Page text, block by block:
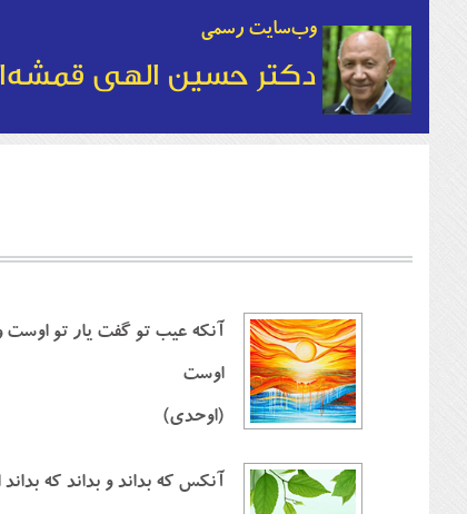
وب‌سایت رسمی
دکتر حسین الهی
آنكه عيب تو گفت يار تو اوست
اوست
(اوحدي)
آنكس كه بداند و بداند كه